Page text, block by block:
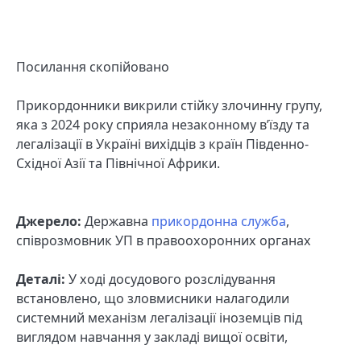
Посилання скопійовано
Прикордонники викрили стійку злочинну групу,
яка з 2024 року сприяла незаконному в’їзду та
легалізації в Україні вихідців з країн Південно-
Східної Азії та Північної Африки.
Джерело: Державна прикордонна служба,
співрозмовник УП в правоохоронних органах
Деталі: У ході досудового розслідування
встановлено, що зловмисники налагодили
системний механізм легалізації іноземців під
виглядом навчання у закладі вищої освіти,